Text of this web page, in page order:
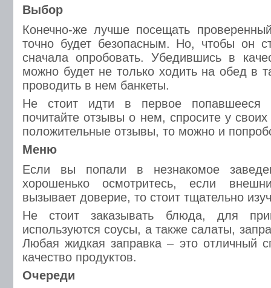
Выбор
Конечно-же лучше посещать
точно будет безопасным. Но, чтобы он
сначала опробовать. Убедившись в
можно будет не только ходить на обед в
проводить в нем банкеты.
Не стоит идти в первое попавшееся
почитайте отзывы о нем, спросите у
положительные отзывы, то можно и
Меню
Если вы попали в незнакомое
хорошенько осмотритесь, если
вызывает доверие, то стоит тщательно
Не стоит заказывать блюда, для
используются соусы, а также салаты,
Любая жидкая заправка – это отличный
качество продуктов.
Очереди